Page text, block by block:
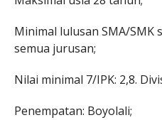
Minimal lulusan SMA/SMK
semua jurusan;
Nilai minimal 7/IPK: 2,8.
Penempatan: Boyolali;